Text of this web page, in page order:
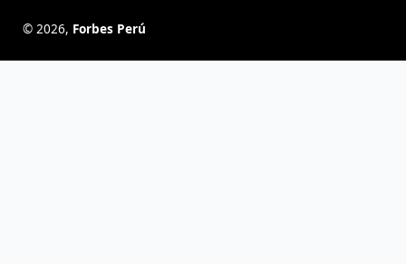
© 2026, Forbes Perú